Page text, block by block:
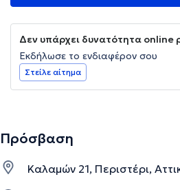
Δεν υπάρχει δυνατότητα online
Εκδήλωσε το ενδιαφέρον σου
Στείλε αίτημα
Πρόσβαση
Καλαμών 21, Περιστέρι,